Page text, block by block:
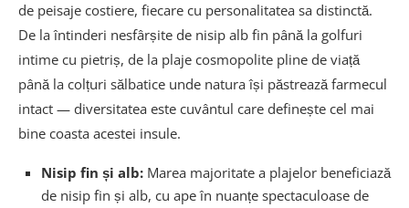
de peisaje costiere, fiecare cu personalitatea sa distinctă.
De la întinderi nesfârșite de nisip alb fin până la golfuri
intime cu pietriș, de la plaje cosmopolite pline de viață
până la colțuri sălbatice unde natura își păstrează farmecul
intact — diversitatea este cuvântul care definește cel mai
bine coasta acestei insule.
Nisip fin și alb: Marea majoritate a plajelor beneficiază
de nisip fin și alb, cu ape în nuanțe spectaculoase de